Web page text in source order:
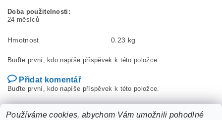
Doba použitelnosti:
24 měsíců
Hmotnost 0.23 kg
Buďte první, kdo napíše příspěvek k této položce.
Přidat komentář
Buďte první, kdo napíše příspěvek k této položce.
Používáme cookies, abychom Vám umožnili pohodlné